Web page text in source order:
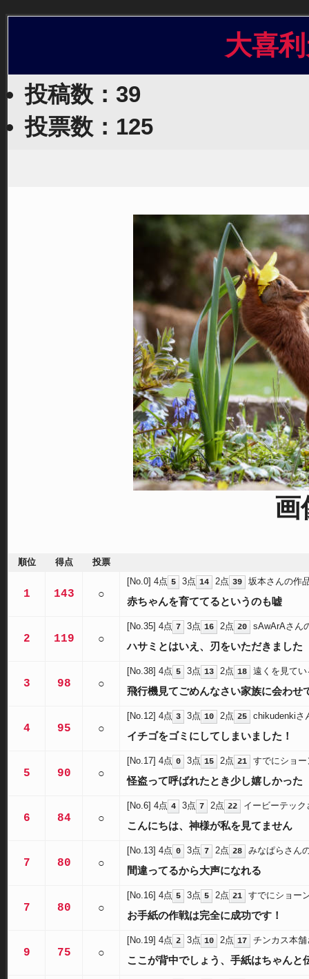
大喜
投稿数：39
投票数：125
画
順位 得点 投票
1 143 ○
[No.0] 4点 5 3点 14 2点 39 坂本さんの作
赤ちゃんを育ててるというのも嘘
2 119 ○
[No.35] 4点 7 3点 16 2点 20 sAwArAさん
ハサミとはいえ、刃をいただきました
3 98 ○
[No.38] 4点 5 3点 13 2点 18 遠くを見て
飛行機見てごめんなさい家族に会わせ
4 95 ○
[No.12] 4点 3 3点 10 2点 25 chikudenkiさ
イチゴをゴミにしてしまいました！
5 90 ○
[No.17] 4点 0 3点 15 2点 21 すでにショ
怪盗って呼ばれたとき少し嬉しかった
6 84 ○
[No.6] 4点 4 3点 7 2点 22 イービーテッ
こんにちは、神様が私を見てません
7 80 ○
[No.13] 4点 0 3点 7 2点 28 みなぱらさん
間違ってるから大声になれる
7 80 ○
[No.16] 4点 5 3点 5 2点 21 すでにショー
お手紙の作戦は完全に成功です！
9 75 ○
[No.19] 4点 2 3点 10 2点 17 チンカス本
ここが背中でしょう、手紙はちゃんと